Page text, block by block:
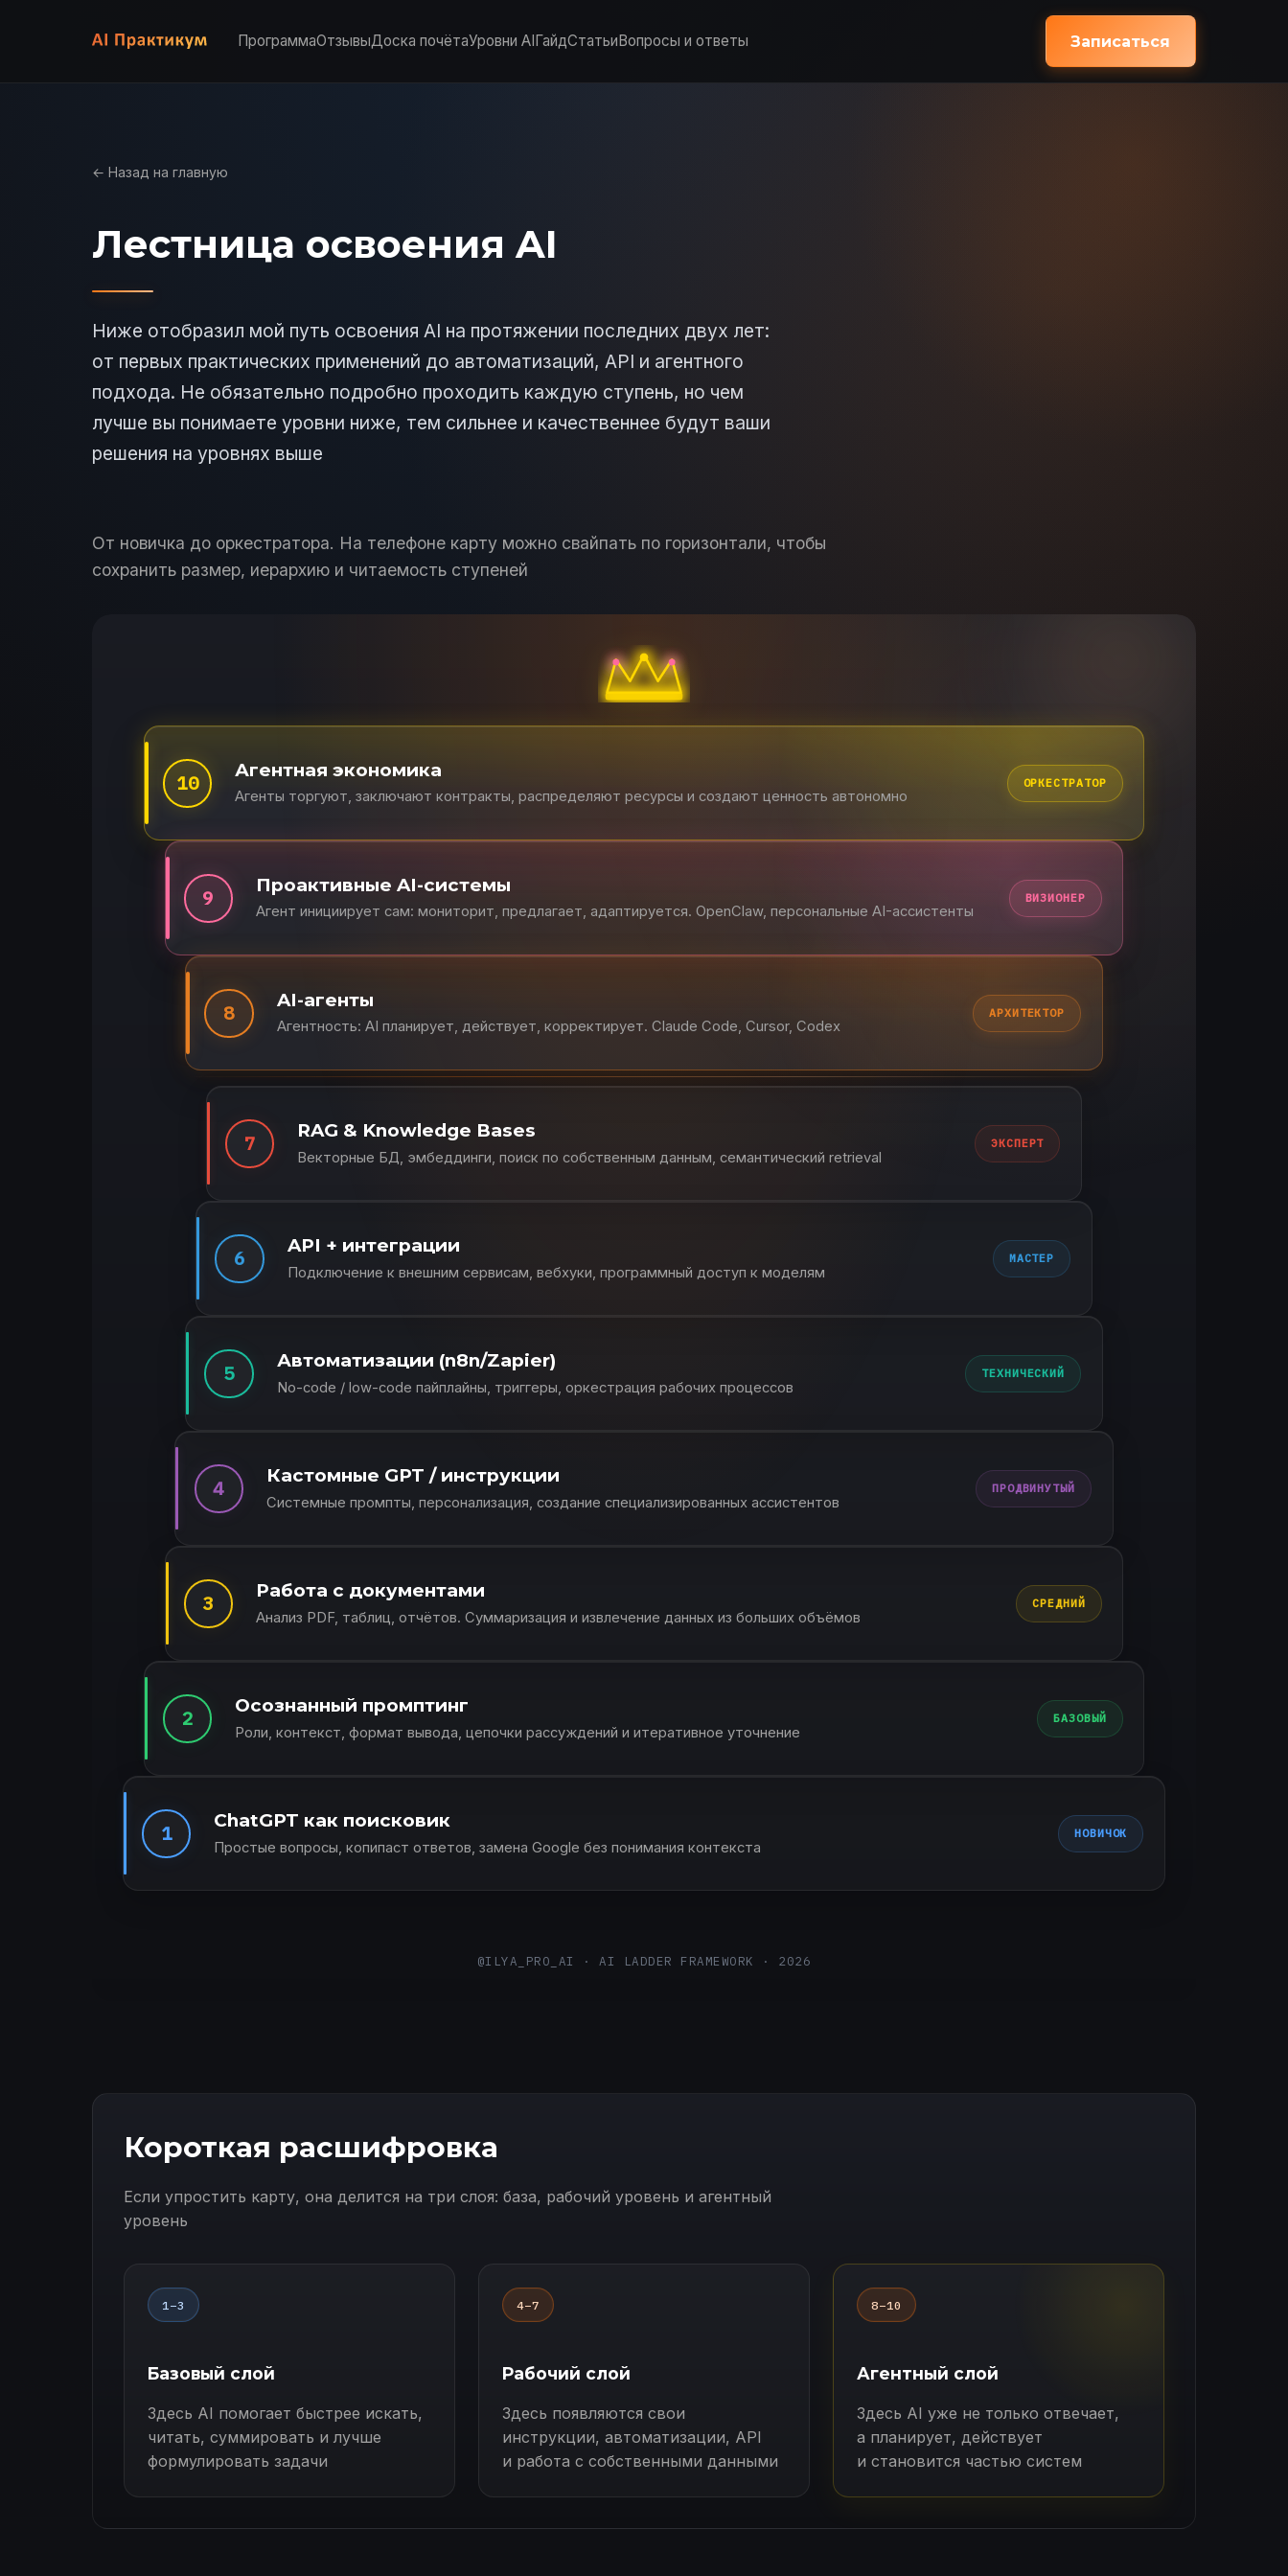
ПрограммаОтзывыДоска почётаУровни AIГайдСтатьиВопросы и ответы Записаться
← Назад на главную
Лестница освоения AI
Ниже отобразил мой путь освоения AI на протяжении последних двух лет:
от первых практических применений до автоматизаций, API и агентного
подхода. Не обязательно подробно проходить каждую ступень, но чем
лучше вы понимаете уровни ниже, тем сильнее и качественнее будут ваши
решения на уровнях выше
От новичка до оркестратора. На телефоне карту можно свайпать по горизонтали, чтобы
сохранить размер, иерархию и читаемость ступеней
10
Агентная экономика
Агенты торгуют, заключают контракты, распределяют ресурсы и создают ценность автономно
ОРКЕСТРАТОР
9
Проактивные AI-системы
Агент инициирует сам: мониторит, предлагает, адаптируется. OpenClaw, персональные AI-ассистенты
ВИЗИОНЕР
8
AI-агенты
Агентность: AI планирует, действует, корректирует. Claude Code, Cursor, Codex
АРХИТЕКТОР
7
RAG & Knowledge Bases
Векторные БД, эмбеддинги, поиск по собственным данным, семантический retrieval
ЭКСПЕРТ
6
API + интеграции
Подключение к внешним сервисам, вебхуки, программный доступ к моделям
МАСТЕР
5
Автоматизации (n8n/Zapier)
No-code / low-code пайплайны, триггеры, оркестрация рабочих процессов
ТЕХНИЧЕСКИЙ
4
Кастомные GPT / инструкции
Системные промпты, персонализация, создание специализированных ассистентов
ПРОДВИНУТЫЙ
3
Работа с документами
Анализ PDF, таблиц, отчётов. Суммаризация и извлечение данных из больших объёмов
СРЕДНИЙ
2
Осознанный промптинг
Роли, контекст, формат вывода, цепочки рассуждений и итеративное уточнение
БАЗОВЫЙ
1
ChatGPT как поисковик
Простые вопросы, копипаст ответов, замена Google без понимания контекста
НОВИЧОК
@ILYA_PRO_AI · AI LADDER FRAMEWORK · 2026
Короткая расшифровка
Если упростить карту, она делится на три слоя: база, рабочий уровень и агентный
уровень
1–3
Базовый слой
Здесь AI помогает быстрее искать,
читать, суммировать и лучше
формулировать задачи
4–7
Рабочий слой
Здесь появляются свои
инструкции, автоматизации, API
и работа с собственными данными
8–10
Агентный слой
Здесь AI уже не только отвечает,
а планирует, действует
и становится частью систем